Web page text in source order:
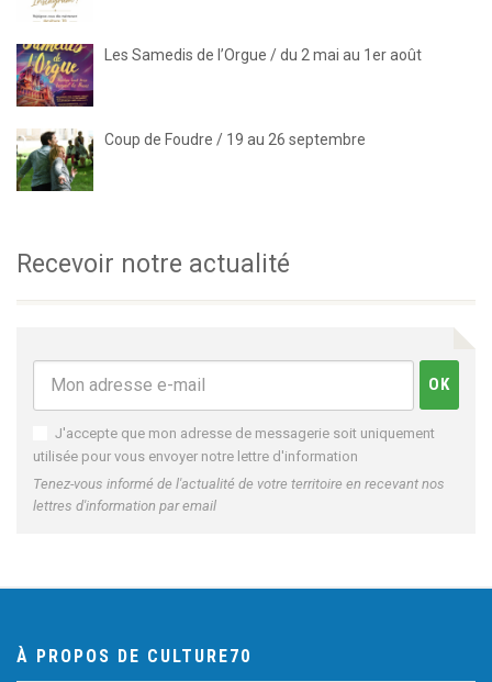
Les Samedis de l’Orgue / du 2 mai au 1er août
Coup de Foudre / 19 au 26 septembre
Recevoir notre actualité
J'accepte que mon adresse de messagerie soit uniquement
utilisée pour vous envoyer notre lettre d'information
Tenez-vous informé de l'actualité de votre territoire en recevant nos
lettres d'information par email
À PROPOS DE CULTURE70